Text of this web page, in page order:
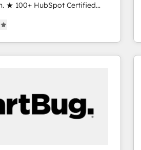
★ 100+ HubSpot Certified
the team ★ 1,500+
five continents ★ AI-First,
obsessed ★ Company of
from week one, in
built around your business,